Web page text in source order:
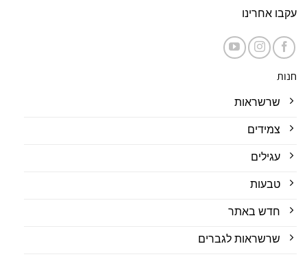
עקבו אחרינו
חנות
שרשראות
צמידים
עגילים
טבעות
חדש באתר
שרשראות לגברים